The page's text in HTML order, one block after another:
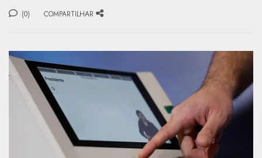
(0) COMPARTILHAR